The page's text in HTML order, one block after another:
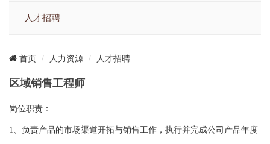
人才招聘
首页 人力资源 人才招聘
区域销售工程师
岗位职责：
1、负责产品的市场渠道开拓与销售工作，执行并完成公司产品年度